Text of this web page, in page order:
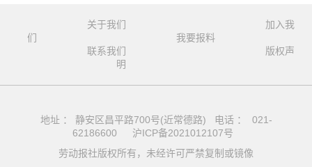
关于我们
加入我
们
我要报料
联系我们
版权声
明
地址 ： 静安区昌平路700号(近常德路) 电话 ： 021-
62186600
沪ICP备2021012107号
劳动报社版权所有，未经许可严禁复制或镜像